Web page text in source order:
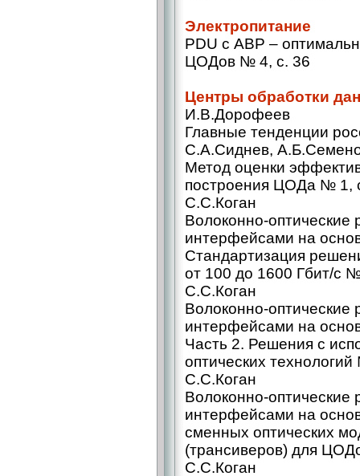
Электропитание
PDU с АВР –
ЦОДов № 4, с. 36
Центры обработки
И.В.Дорофеев
Главные тенденции
С.А.Сиднев,
Метод оценки
построения ЦОДа № 1,
С.С.Коган
Волоконно-
интерфейсами на
Стандартизация
от 100 до 1600 Гбит/с
С.С.Коган
Волоконно-
интерфейсами на
Часть 2. Решения с
оптических
С.С.Коган
Волоконно-
интерфейсами на
сменных оптических
(трансиверов) для
С.С.Коган